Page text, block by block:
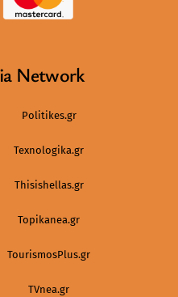
Network
Politikes.gr
Texnologika.gr
Thisishellas.gr
Topikanea.gr
TourismosPlus.gr
TVnea.gr